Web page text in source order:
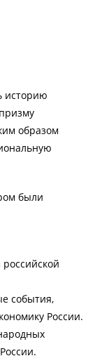
историю
образом
были
события,
России.